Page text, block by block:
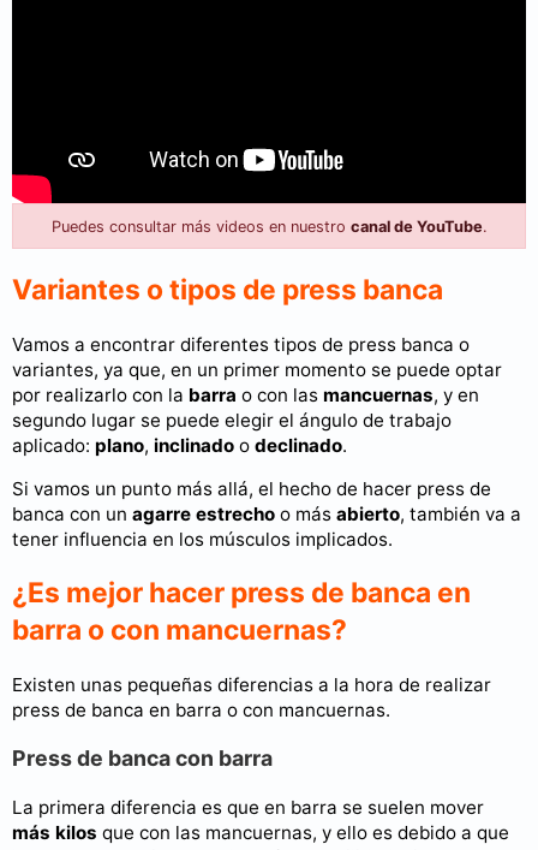
Puedes consultar más videos en nuestro canal de YouTube.
Variantes o tipos de press banca
Vamos a encontrar diferentes tipos de press banca o
variantes, ya que, en un primer momento se puede optar
por realizarlo con la barra o con las mancuernas, y en
segundo lugar se puede elegir el ángulo de trabajo
aplicado: plano, inclinado o declinado.
Si vamos un punto más allá, el hecho de hacer press de
banca con un agarre estrecho o más abierto, también va a
tener influencia en los músculos implicados.
¿Es mejor hacer press de banca en
barra o con mancuernas?
Existen unas pequeñas diferencias a la hora de realizar
press de banca en barra o con mancuernas.
Press de banca con barra
La primera diferencia es que en barra se suelen mover
más kilos que con las mancuernas, y ello es debido a que